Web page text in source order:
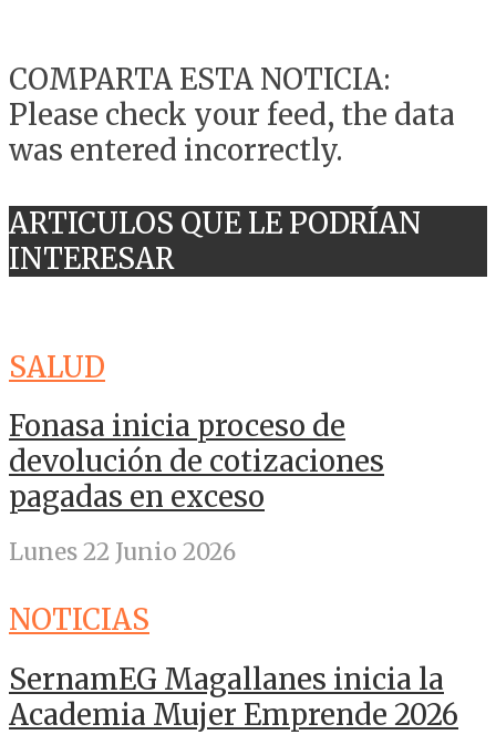
COMPARTA ESTA NOTICIA:
Please check your feed, the data
was entered incorrectly.
ARTICULOS QUE LE PODRÍAN
INTERESAR
SALUD
Fonasa inicia proceso de
devolución de cotizaciones
pagadas en exceso
Lunes 22 Junio 2026
NOTICIAS
SernamEG Magallanes inicia la
Academia Mujer Emprende 2026